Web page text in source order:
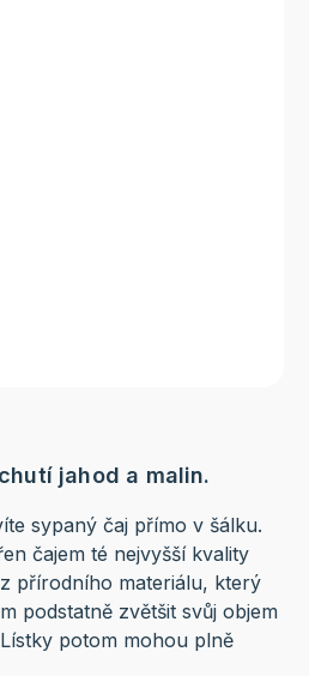
jahod a malin.
sypaný čaj přímo v šálku.
čajem té nejvyšší kvality
přírodního materiálu, který
podstatně zvětšit svůj objem
potom mohou plně